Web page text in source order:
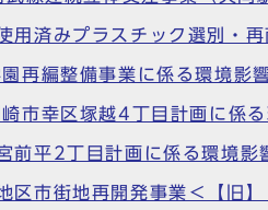
済みプラスチック選別・再
再編整備事業に係る環境影
市幸区塚越4丁目計画に係
平2丁目計画に係る環境影
市街地再開発事業＜【旧】